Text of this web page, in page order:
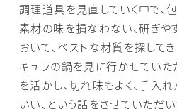
調理道具を見直していく中で、
素材の味を損なわない、研ぎや
おいて、ベストな材質を探して
キュラの鍋を見に行かせていた
を活かし、切れ味もよく、手入
いい、という話をさせていただい